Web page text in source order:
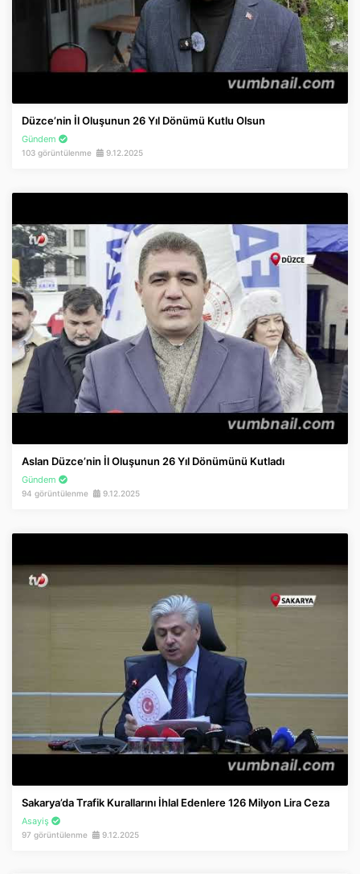
Düzce’nin İl Oluşunun 26 Yıl Dönümü Kutlu Olsun
Gündem
103 görüntülenme 9.12.2025
Aslan Düzce’nin İl Oluşunun 26 Yıl Dönümünü Kutladı
Gündem
94 görüntülenme 9.12.2025
Sakarya’da Trafik Kurallarını İhlal Edenlere 126 Milyon Lira Ceza
Asayiş
97 görüntülenme 9.12.2025